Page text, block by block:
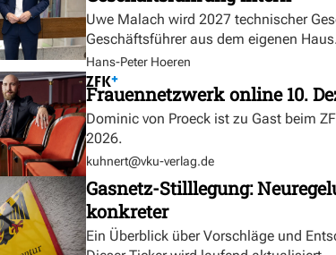
Uwe Malach wird 2027 technischer
Geschäftsführer aus dem eigenen
Hans-Peter Hoeren
Frauennetzwerk online 10.
Dominic von Proeck ist zu Gast beim
2026.
kuhnert@vku-verlag.de
Gasnetz-Stilllegung:
konkreter
Ein Überblick über Vorschläge und